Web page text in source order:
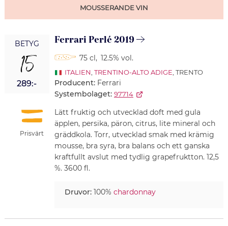
MOUSSERANDE VIN
BETYG
15
289:-
Prisvärt
Ferrari Perlé 2019
75 cl, 12.5% vol.
ITALIEN TRENTINO-ALTO ADIGE , TRENTO
Producent: Ferrari
Systembolaget: 97714
Lätt fruktig och utvecklad doft med gula
äpplen, persika, päron, citrus, lite mineral och
gräddkola. Torr, utvecklad smak med krämig
mousse, bra syra, bra balans och ett ganska
kraftfullt avslut med tydlig grapefruktton. 12,5
%. 3600 fl.
Druvor:100% chardonnay